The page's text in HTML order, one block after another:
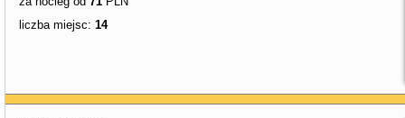
liczba miejsc: 14